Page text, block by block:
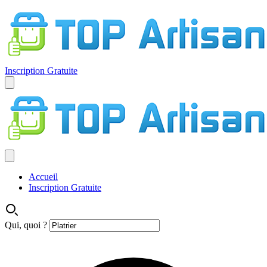
Inscription Gratuite
Accueil
Inscription Gratuite
Qui, quoi ?